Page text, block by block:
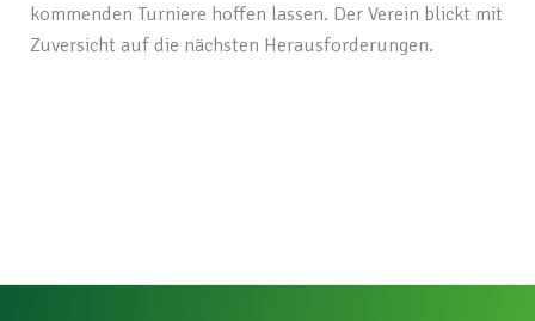
kommenden Turniere hoffen lassen. Der Verein blickt mit
Zuversicht auf die nächsten Herausforderungen.